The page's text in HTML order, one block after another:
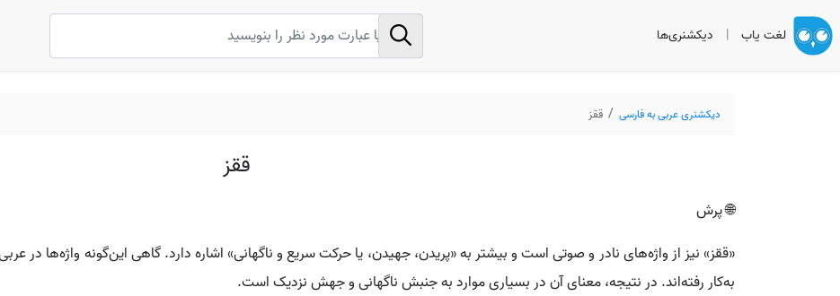
لغت یاب | دیکشنری‌ها
دیکشنری عربی به فارسی ققز
ققز
🌐 پرش
«ققز» نیز از واژه‌های نادر و صوتی است و بیشتر به «پریدن، جهیدن، یا حرکت سریع و ناگهانی» اشاره دارد. گاهی این‌گونه واژه‌ها در
به‌کار رفته‌اند. در نتیجه، معنای آن در بسیاری موارد به جنبش ناگهانی و جهش نزدیک است.